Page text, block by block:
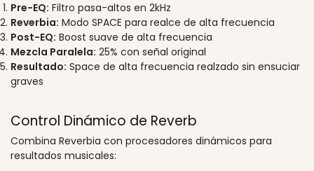
Pre-EQ: Filtro pasa-altos en 2kHz
Reverbia: Modo SPACE para realce de alta frecuencia
Post-EQ: Boost suave de alta frecuencia
Mezcla Paralela: 25% con señal original
Resultado: Space de alta frecuencia realzado sin ensuciar
graves
Control Dinámico de Reverb
Combina Reverbia con procesadores dinámicos para
resultados musicales: